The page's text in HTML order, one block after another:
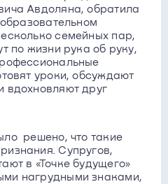
Авдоляна, обратила
семейных пар,
по жизни рука об руку,
уроки, обсуждают
вдохновляют друг
решено, что такие
Супругов,
в «Точке будущего»
нагрудными знаками,